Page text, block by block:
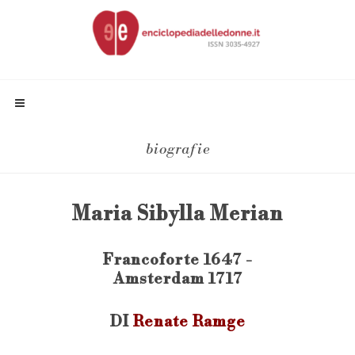
biografie
Maria Sibylla Merian
Francoforte 1647 -
Amsterdam 1717
DI Renate Ramge